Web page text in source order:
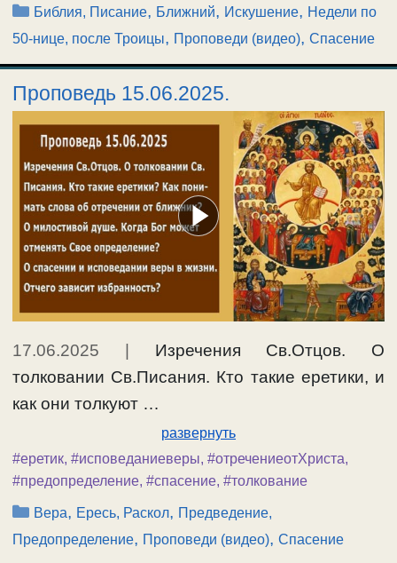
Рубрики
Библия, Писание, Ближний, Искушение, Недели по
50-нице, после Троицы, Проповеди (видео), Спасение
Проповедь 15.06.2025.
17.06.2025
Изречения Св.Отцов. О
толковании Св.Писания. Кто такие еретики, и
как они толкуют …
развернуть
#еретик, #исповеданиеверы, #отречениеотХриста,
#предопределение, #спасение, #толкование
Рубрики
Вера, Ересь, Раскол, Предведение,
Предопределение, Проповеди (видео), Спасение